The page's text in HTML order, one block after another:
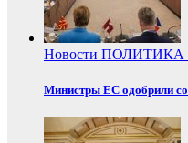
Новости ПОЛИТИКА
Министры ЕС одобрили